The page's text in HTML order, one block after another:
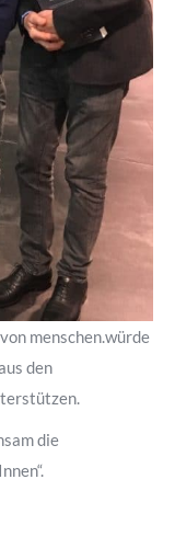
menschen.würde
den
die